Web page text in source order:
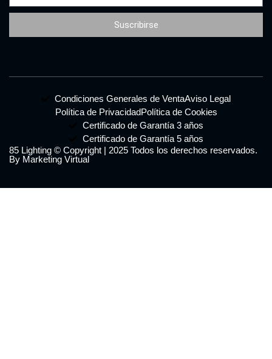
Suscribirse
85 Lighting © Copyright | 2025 Todos los derechos reservados.
By Marketing Virtual
Condiciones Generales de VentaAviso Legal
Política de PrivacidadPolítica de Cookies
Certificado de Garantía 3 años
Certificado de Garantía 5 años